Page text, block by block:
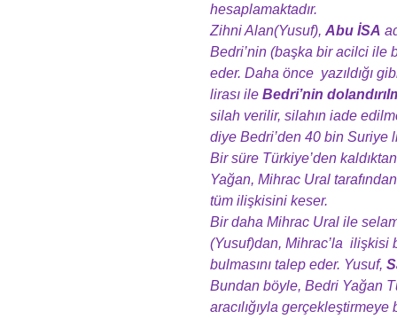
hesaplamaktadır.
Zihni Alan(Yusuf), Abu İSA
Bedri’nin (başka bir acilci ile
eder. Daha önce yazıldığı
lirası ile Bedri’nin
silah verilir, silahın iade
diye Bedri’den 40 bin Suriye
Bir süre Türkiye’den
Yağan, Mihrac Ural
tüm ilişkisini keser.
Bir daha Mihrac Ural ile
(Yusuf)dan, Mihrac’la ilişkisi
bulmasını talep eder. Yusuf,
Bundan böyle, Bedri Yağan
aracılığıyla